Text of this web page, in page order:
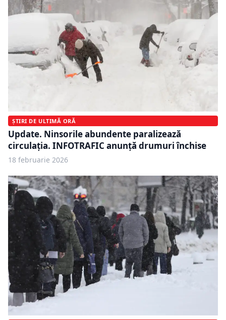
ȘTIRI DE ULTIMĂ ORĂ
Update. Ninsorile abundente paralizează
circulația. INFOTRAFIC anunță drumuri închise
18 februarie 2026